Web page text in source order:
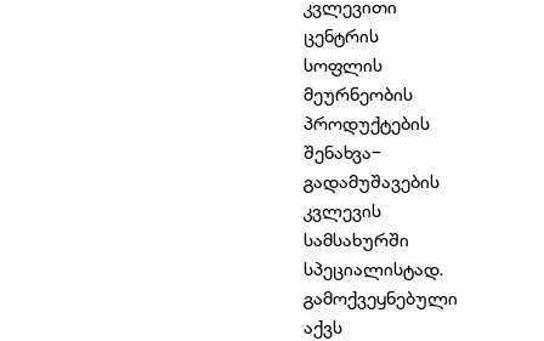
კვლევითი
ცენტრის
სოფლის
მეურნეობის
პროდუქტების
შენახვა-
გადამუშავების
კვლევის
სამსახურში
სპეციალისტად.
გამოქვეყნებული
აქვს